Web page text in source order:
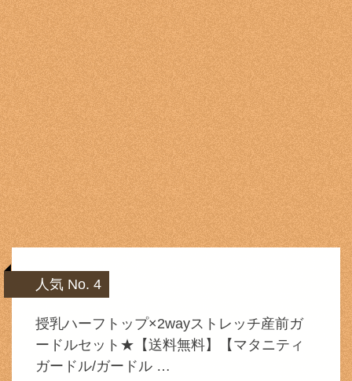
人気 No. 4
授乳ハーフトップ×2wayストレッチ産前ガ
ードルセット★【送料無料】【マタニティ
ガードル/ガードル …